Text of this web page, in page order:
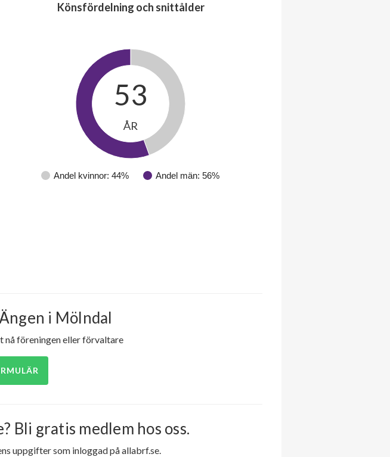
Könsfördelning och snittålder
Andel kvinnor: 44% Andel män: 56%
53
ÅR
i Mölndal
föreningen eller förvaltare
Bli gratis medlem hos oss.
uppgifter som inloggad på allabrf.se.